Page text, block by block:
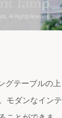
グテーブルの上
モダンなインテ